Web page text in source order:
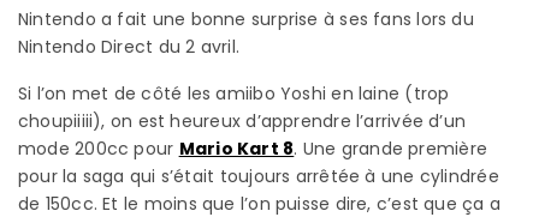
Nintendo a fait une bonne surprise à ses fans lors du
Nintendo Direct du 2 avril.
Si l’on met de côté les amiibo Yoshi en laine (trop
choupiiiii), on est heureux d’apprendre l’arrivée d’un
mode 200cc pour Mario Kart 8. Une grande première
pour la saga qui s’était toujours arrêtée à une cylindrée
de 150cc. Et le moins que l’on puisse dire, c’est que ça a